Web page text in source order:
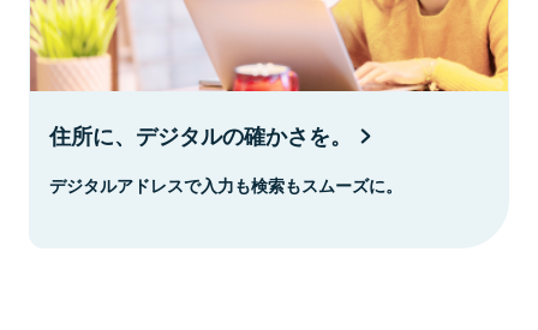
住所に、デジタルの確かさを。
デジタルアドレスで入力も検索もスムーズに。